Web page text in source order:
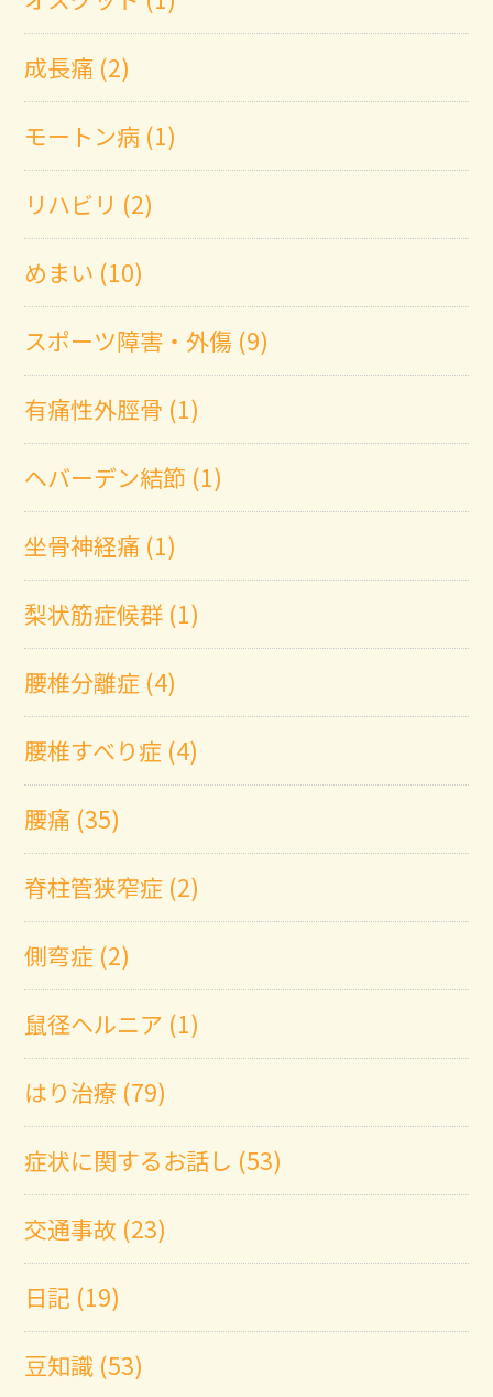
成長痛 (2)
モートン病 (1)
リハビリ (2)
めまい (10)
スポーツ障害・外傷 (9)
有痛性外脛骨 (1)
へバーデン結節 (1)
坐骨神経痛 (1)
梨状筋症候群 (1)
腰椎分離症 (4)
腰椎すべり症 (4)
腰痛 (35)
脊柱管狭窄症 (2)
側弯症 (2)
鼠径ヘルニア (1)
はり治療 (79)
症状に関するお話し (53)
交通事故 (23)
日記 (19)
豆知識 (53)